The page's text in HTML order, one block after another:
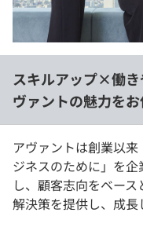
インタビュー
プラン
個人向けプラン
法人向けプラン
学校向けプラン
契約内容・クーポン
スキルアップ×働
ヴァントの魅力をお
アヴァントは創業以
ジネスのために」を
し、顧客志向をベー
解決策を提供し、成長